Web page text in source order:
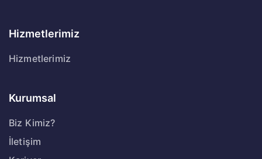
Hizmetlerimiz
Hizmetlerimiz
Kurumsal
Biz Kimiz?
İletişim